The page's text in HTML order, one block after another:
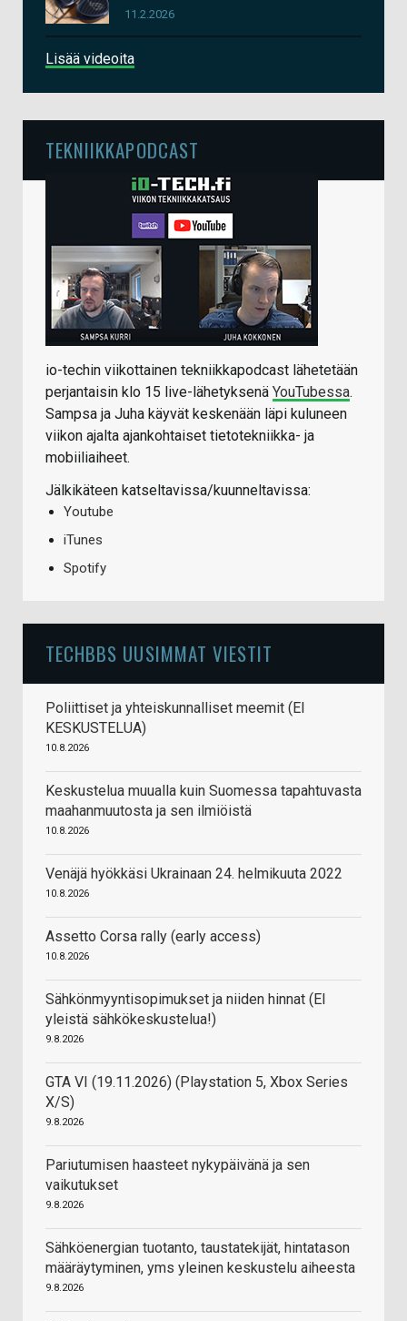
11.2.2026
Lisää videoita
TEKNIIKKAPODCAST
io-techin viikottainen tekniikkapodcast lähetetään
perjantaisin klo 15 live-lähetyksenä YouTubessa.
Sampsa ja Juha käyvät keskenään läpi kuluneen
viikon ajalta ajankohtaiset tietotekniikka- ja
mobiiliaiheet.
Jälkikäteen katseltavissa/kuunneltavissa:
Youtube
iTunes
Spotify
TECHBBS UUSIMMAT VIESTIT
Poliittiset ja yhteiskunnalliset meemit (EI
KESKUSTELUA)
10.8.2026
Keskustelua muualla kuin Suomessa tapahtuvasta
maahanmuutosta ja sen ilmiöistä
10.8.2026
Venäjä hyökkäsi Ukrainaan 24. helmikuuta 2022
10.8.2026
Assetto Corsa rally (early access)
10.8.2026
Sähkönmyyntisopimukset ja niiden hinnat (EI
yleistä sähkökeskustelua!)
9.8.2026
GTA VI (19.11.2026) (Playstation 5, Xbox Series
X/S)
9.8.2026
Pariutumisen haasteet nykypäivänä ja sen
vaikutukset
9.8.2026
Sähköenergian tuotanto, taustatekijät, hintatason
määräytyminen, yms yleinen keskustelu aiheesta
9.8.2026